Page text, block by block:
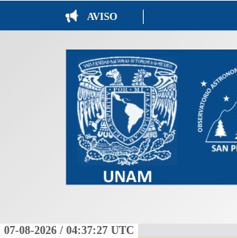
AVISO
07-08-2026 / 04:37:27 UTC